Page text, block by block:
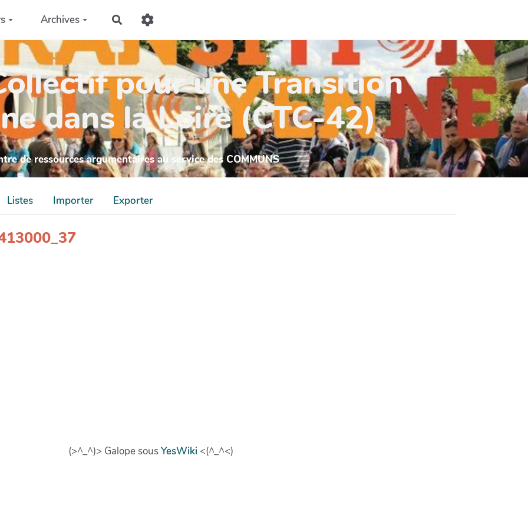
Archives Rechercher
pour une Transition
dans la Loire (CTC-42)
de ressources argumentaires au service des COMMUNS
Listes Importer Exporter
(>^_^)> Galope sousYesWiki <(^_^<)